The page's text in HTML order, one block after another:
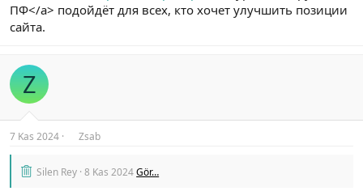
ПФ</a> подойдёт для всех, кто хочет улучшить позиции
сайта.
Z
7 Kas 2024 Zsab
Silen Rey 8 Kas 2024Gör…